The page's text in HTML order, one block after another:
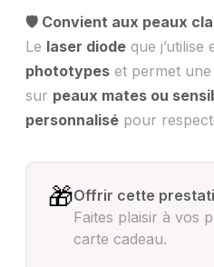
🛡️ Convient aux peaux
Le laser diode que j’utilise
phototypes et permet
sur peaux mates ou
personnalisé pour
🎁Offrir cette
Faites plaisir à vos
carte cadeau.